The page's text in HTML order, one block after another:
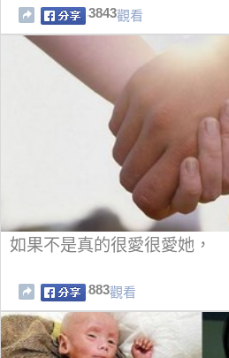
3843觀看
如果不是真的很愛很愛她，
883觀看